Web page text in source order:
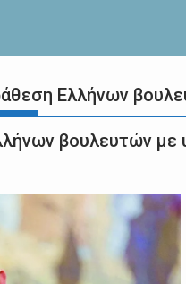
Ελλήνων
βουλευτών με